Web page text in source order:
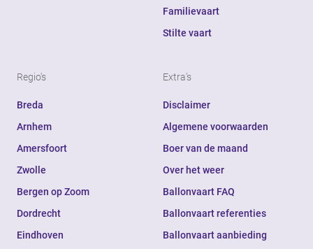
Familievaart
Stilte vaart
Regio's
Breda
Arnhem
Amersfoort
Zwolle
Bergen op Zoom
Dordrecht
Eindhoven
Extra's
Disclaimer
Algemene voorwaarden
Boer van de maand
Over het weer
Ballonvaart FAQ
Ballonvaart referenties
Ballonvaart aanbieding